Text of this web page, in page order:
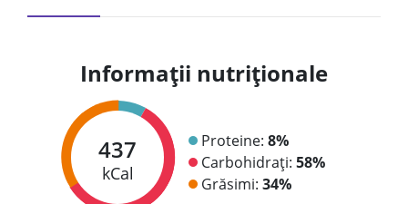
Informații nutriționale
437
kCal
Proteine: 8%
Carbohidrați: 58%
Grăsimi: 34%